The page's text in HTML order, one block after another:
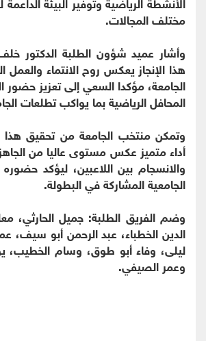
مختلف المجالات.
وأشار عميد شؤون الطلبة الدكتور خلف
هذا الإنجاز يعكس روح الانتماء
الجامعة، مؤكدا السعي إلى تعزيز
المحافل الرياضية بما يواكب تطلعات
وتمكن منتخب الجامعة من تحقيق هذا
أداء متميز عكس مستوى عاليا من
والانسجام بين اللاعبين، ليؤكد
الجامعية المشاركة في البطولة.
وضم الفريق الطلبة: جميل الحارثي،
الدين الخطباء، عبد الرحمن أبو سيف،
ليلى، وفاء أبو طوق، وسام الخطيب،
وعمر الصيفي.